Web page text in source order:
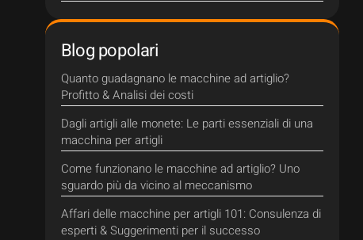
Blog popolari
Quanto guadagnano le macchine ad artiglio?
Profitto & Analisi dei costi
Dagli artigli alle monete: Le parti essenziali di una
macchina per artigli
Come funzionano le macchine ad artiglio? Uno
sguardo più da vicino al meccanismo
Affari delle macchine per artigli 101: Consulenza di
esperti & Suggerimenti per il successo